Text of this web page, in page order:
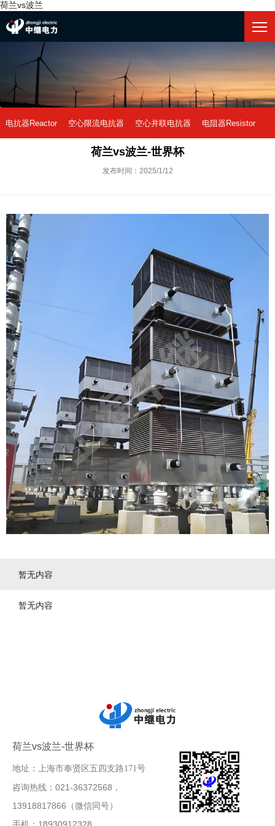
荷兰vs波兰
电抗器Reactor 空心限流电抗器 空心并联电抗器 电阻器Resistor
荷兰vs波兰-世界杯 阻尼电阻
荷兰vs波兰-世界杯
发布时间：2025/1/12
暂无内容
暂无内容
荷兰vs波兰-世界杯
地址：上海市奉贤区五四支路171号
咨询热线：021-36372568，
13918817866（微信同号）
手机：18930912328